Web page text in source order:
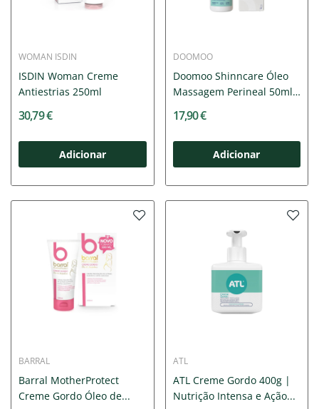
WOMAN ISDIN
ISDIN Woman Creme
Antiestrias 250ml
30,79 €
Adicionar
DOOMOO
Doomoo Shinncare Óleo
Massagem Perineal 50ml
17,90 €
Adicionar
BARRAL
Barral MotherProtect
Creme Gordo Óleo de...
ATL
ATL Creme Gordo 400g |
Nutrição Intensa e Ação...